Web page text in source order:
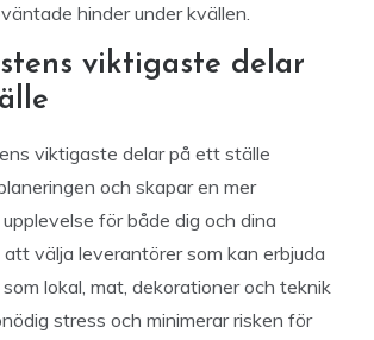
hinder under kvällen.
viktigaste delar
viktigaste delar på ett ställe
och skapar en mer
för både dig och dina
välja leverantörer som kan erbjuda
lokal, mat, dekorationer och teknik
stress och minimerar risken för